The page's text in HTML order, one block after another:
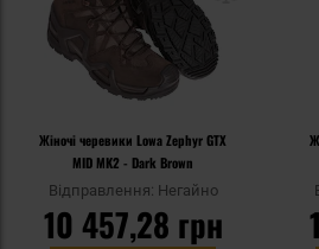
Жіночі черевики Lowa Zephyr GTX
MID MK2 - Dark Brown
Відправлення: Негайно
10 457,28 грн